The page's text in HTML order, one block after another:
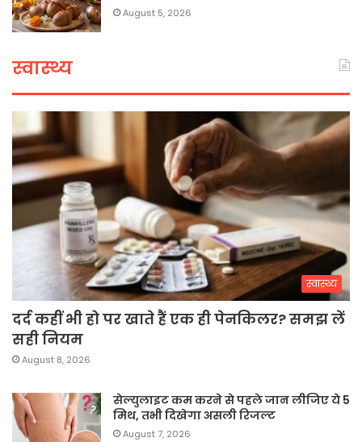
August 5, 2026
स्वास्थ्य
स्वास्थ्य
दर्द कहीं भी हो पर खाते हैं एक ही पेनकिलर? समझ लें
सही नियम
August 8, 2026
सेल्युलाइट कम करने से पहले जान लीजिए ये 5
मिथ, तभी दिखेगा असली रिजल्ट
August 7, 2026